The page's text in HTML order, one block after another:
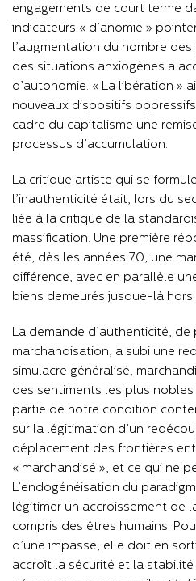
engagements de court terme
indicateurs « d’anomie »
l’augmentation du nombre
des situations anxiogènes a
d’autonomie. « La libération »
nouveaux dispositifs
cadre du capitalisme une
processus d’accumulation.
La critique artiste qui se
l’inauthenticité était, lors du
liée à la critique de la
massification. Une première
été, dès les années 70, une
différence, avec en parallèle
biens demeurés jusque-là
La demande d’authenticité, de
marchandisation, a subi une
simulacre généralisé,
des sentiments les plus
partie de notre condition
sur la légitimation d’un
déplacement des frontières
« marchandisé », et ce qui ne
L’endogénéisation du
légitimer un accroissement de
compris des êtres humains.
d’une impasse, elle doit en
accroît la sécurité et la